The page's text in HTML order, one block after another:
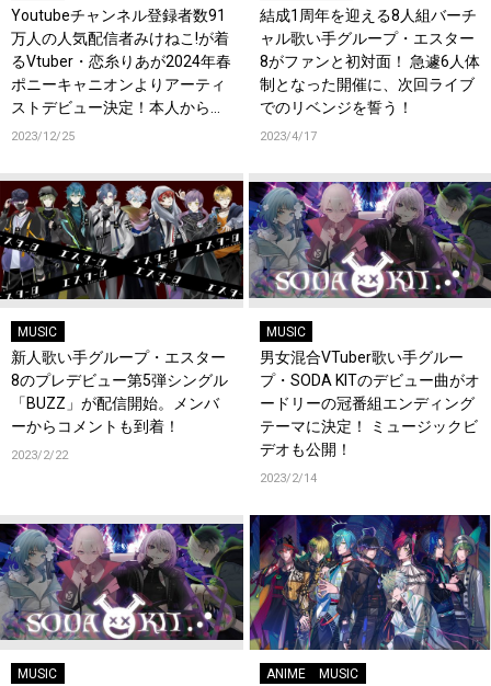
Youtubeチャンネル登録者数91
万人の人気配信者みけねこ!が着
るVtuber・恋糸りあが2024年春
ポニーキャニオンよりアーティ
ストデビュー決定！本人からの
コメントも到着！
2023/12/25
結成1周年を迎える8人組バーチ
ャル歌い手グループ・エスター
8がファンと初対面！ 急遽6人体
制となった開催に、次回ライブ
でのリベンジを誓う！
2023/4/17
MUSIC
新人歌い手グループ・エスター
8のプレデビュー第5弾シングル
「BUZZ」が配信開始。メンバ
ーからコメントも到着！
2023/2/22
MUSIC
男女混合VTuber歌い手グルー
プ・SODA KITのデビュー曲がオ
ードリーの冠番組エンディング
テーマに決定！ ミュージックビ
デオも公開！
2023/2/14
MUSIC ANIME MUSIC